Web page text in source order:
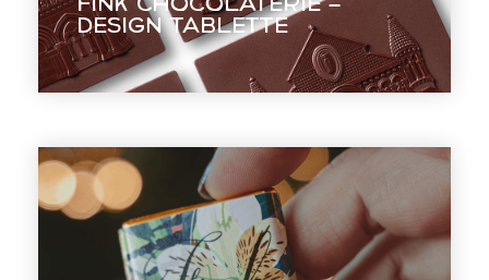
Fink Chocolaterie –
Design Tablettetravers des tablettes de chocolat.
EN VOIR +